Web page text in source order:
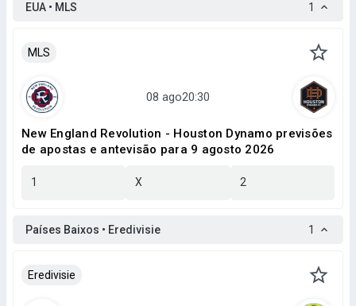
EUA • MLS 1
MLS
New England Revolution - Houston Dynamo previsões
de apostas e antevisão para 9 agosto 2026
1 X 2
Países Baixos • Eredivisie 1
Eredivisie